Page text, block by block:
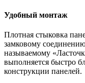
Удобный монтаж
Плотная стыковка
замковому
называемому
выполняется быстро
конструкции панелей.